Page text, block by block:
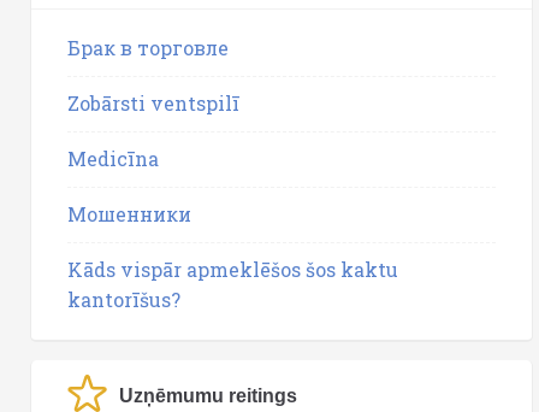
Брак в торговле
Zobārsti ventspilī
Medicīna
Мошенники
Kāds vispār apmeklēšos šos kaktu
kantorīšus?
Uzņēmumu reitings